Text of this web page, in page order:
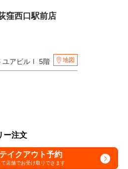
窪西口駅前店
ユアビルⅠ 5階
地図
ー注文
イクアウト予約
店舗でお受け取りできます